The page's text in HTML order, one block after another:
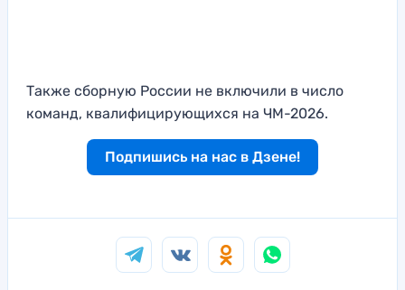
Также сборную России не включили в число
команд, квалифицирующихся на ЧМ-2026.
Подпишись на нас в Дзене!